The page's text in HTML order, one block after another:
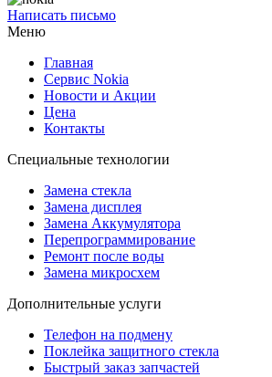
Написать письмо
Меню
Главная
Сервис Nokia
Новости и Акции
Цена
Контакты
Специальные технологии
Замена стекла
Замена дисплея
Замена Аккумулятора
Перепрограммирование
Ремонт после воды
Замена микросхем
Дополнительные услуги
Телефон на подмену
Поклейка защитного стекла
Быстрый заказ запчастей